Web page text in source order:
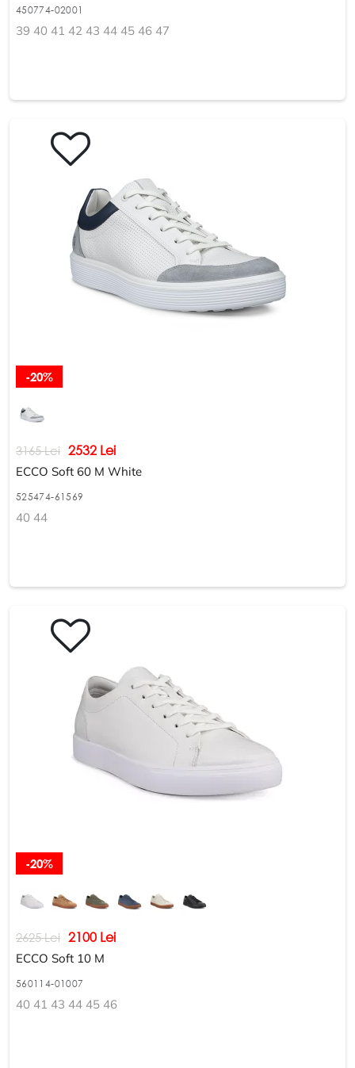
450774-02001
39 40 41 42 43 44 45 46 47
-20%
3165 Lei 2532 Lei
ECCO Soft 60 M White
525474-61569
40 44
-20%
2625 Lei 2100 Lei
ECCO Soft 10 M
560114-01007
40 41 43 44 45 46